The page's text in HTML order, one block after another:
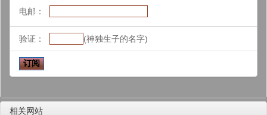
电邮：
验证： (神独生子的名字)
相关网站